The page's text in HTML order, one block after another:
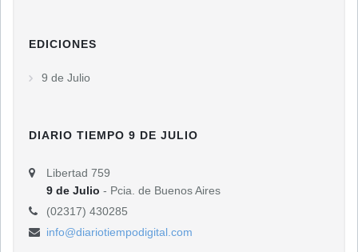
EDICIONES
9 de Julio
DIARIO TIEMPO 9 DE JULIO
Libertad 759
9 de Julio - Pcia. de Buenos Aires
(02317) 430285
info@diariotiempodigital.com